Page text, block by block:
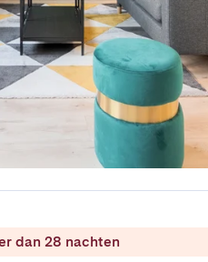
dan 28 nachten